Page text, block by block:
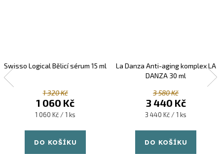
Swisso Logical Bělicí sérum 15 ml
1 320 Kč
1 060 Kč
Měrná
1 060 Kč / 1 ks
DO KOŠÍKU
La Danza Anti-aging komplex LA
DANZA 30 ml
3 580 Kč
3 440 Kč
Měrná
3 440 Kč / 1 ks
DO KOŠÍKU